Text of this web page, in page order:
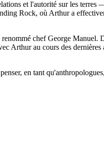
et l'autorité sur les
Rock, où Arthur a
chef George
au cours des dernières
en tant